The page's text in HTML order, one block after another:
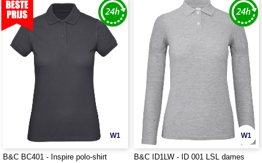
W1
B&C BC401 - Inspire polo-shirt
W1
B&C ID1LW - ID 001 LSL dames